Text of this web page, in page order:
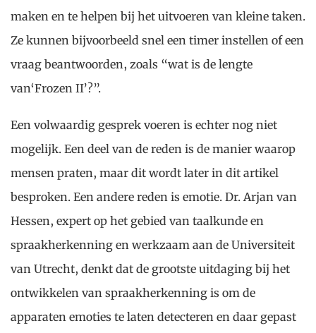
maken en te helpen bij het uitvoeren van kleine taken.
Ze kunnen bijvoorbeeld snel een timer instellen of een
vraag beantwoorden, zoals “wat is de lengte
van‘Frozen II’?”.
Een volwaardig gesprek voeren is echter nog niet
mogelijk. Een deel van de reden is de manier waarop
mensen praten, maar dit wordt later in dit artikel
besproken. Een andere reden is emotie. Dr. Arjan van
Hessen, expert op het gebied van taalkunde en
spraakherkenning en werkzaam aan de Universiteit
van Utrecht, denkt dat de grootste uitdaging bij het
ontwikkelen van spraakherkenning is om de
apparaten emoties te laten detecteren en daar gepast